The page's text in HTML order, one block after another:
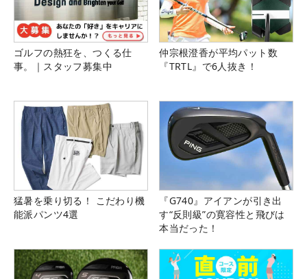
ゴルフの熱狂を、つくる仕
事。｜スタッフ募集中
仲宗根澄香が平均パット数
『TRTL』で6人抜き！
猛暑を乗り切る！ こだわり機
能派パンツ4選
『G740』アイアンが引き出
す“反則級”の寛容性と飛びは
本当だった！